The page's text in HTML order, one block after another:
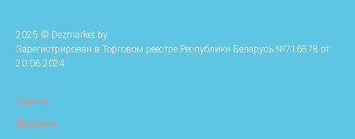
2025 © Dezmarket.by
Зарегистрирован в Торговом реестре Республики Беларусь №716878 от
20.06.2024
Оплата
Доставка